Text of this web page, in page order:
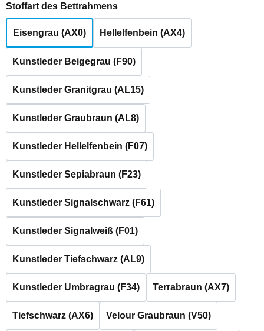
Stoffart des Bettrahmensauswählen
Eisengrau (AX0) Hellelfenbein (AX4)
Kunstleder Beigegrau (F90)
Kunstleder Granitgrau (AL15)
Kunstleder Graubraun (AL8)
Kunstleder Hellelfenbein (F07)
Kunstleder Sepiabraun (F23)
Kunstleder Signalschwarz (F61)
Kunstleder Signalweiß (F01)
Kunstleder Tiefschwarz (AL9)
Kunstleder Umbragrau (F34) Terrabraun (AX7)
Tiefschwarz (AX6) Velour Graubraun (V50)